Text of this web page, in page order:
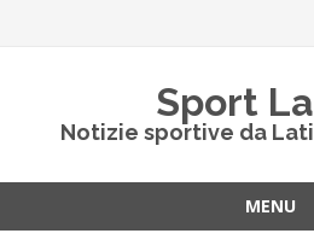
Sport
Notizie sportive da
MENU